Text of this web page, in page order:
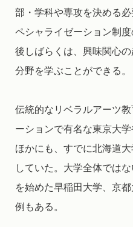
部・学科や専攻を決める
ペシャライゼーション制
後しばらくは、興味関心
分野を学ぶことができる。
伝統的なリベラルアーツ
ーションで有名な東京大
ほかにも、すでに北海道
していた。大学全体では
を始めた早稲田大学、京
例もある。